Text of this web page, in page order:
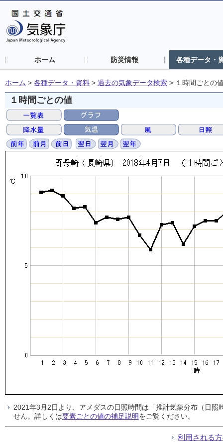
ホーム 防災情報 各種データ・
ホーム > 各種データ・資料 > 過去の気象データ検索 > １時間ごとの
１時間ごとの値
2021年3月2日より、アメダスの日照時間は「推計気象分布（日
せん。詳しくは要素ごとの値の補足説明をご覧ください。
利用される